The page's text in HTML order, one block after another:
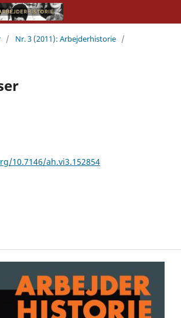
/ Nr. 3 (2011): Arbejderhistorie /
10.7146/ah.vi3.152854